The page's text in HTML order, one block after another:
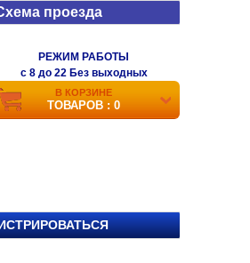
проезда
РЕЖИМ РАБОТЫ
c 8 до 22 Без выходных
В КОРЗИНЕ
ТОВАРОВ : 0